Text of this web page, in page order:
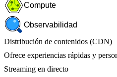
Compute
Observabilidad
Distribución de contenidos (CDN)
Ofrece experiencias rápidas y
Streaming en directo